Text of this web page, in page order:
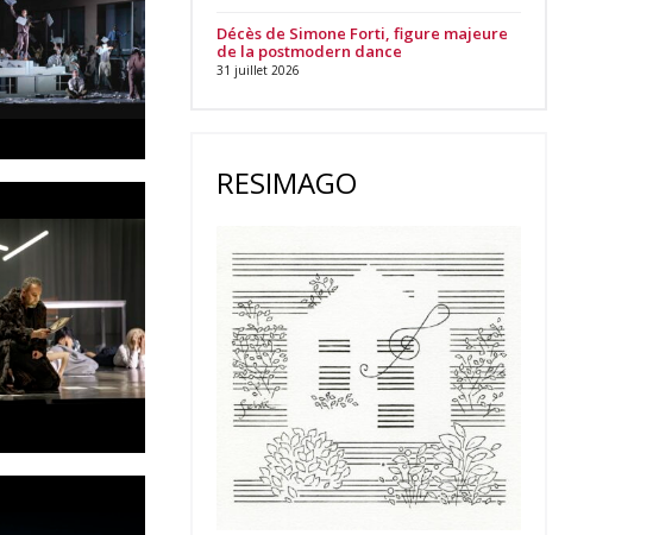
Décès de Simone Forti, figure majeure
de la postmodern dance
31 juillet 2026
RESIMAGO